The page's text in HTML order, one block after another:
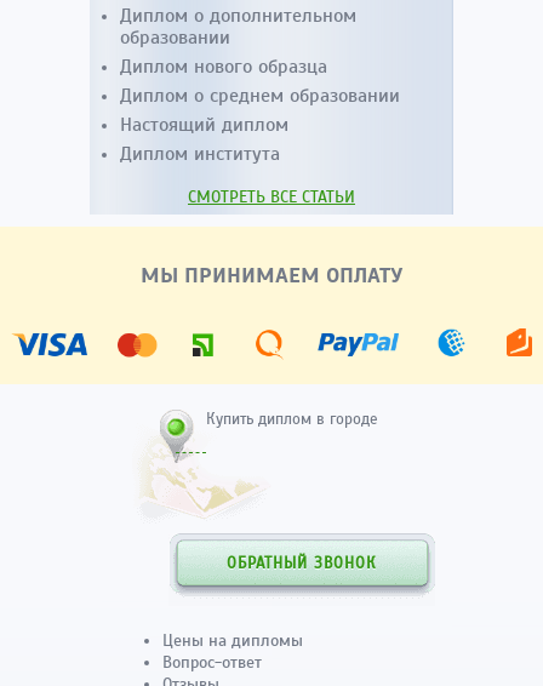
Диплом о дополнительном
образовании
Диплом нового образца
Диплом о среднем образовании
Настоящий диплом
Диплом института
СМОТРЕТЬ ВСЕ СТАТЬИ
МЫ ПРИНИМАЕМ ОПЛАТУ
Купить диплом в городе
ОБРАТНЫЙ ЗВОНОК
Цены на дипломы
Вопрос-ответ